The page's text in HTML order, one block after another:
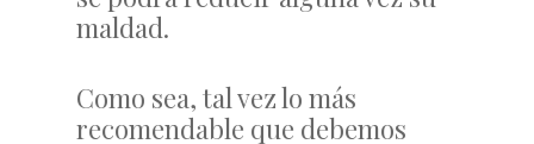
maldad.
Como sea, tal vez lo más
recomendable que debemos